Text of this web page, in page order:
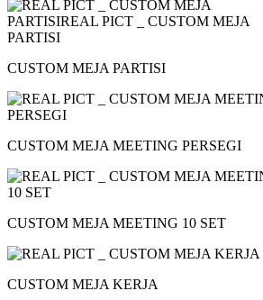
CUSTOM MEJA PARTISI
CUSTOM MEJA MEETING PERSEGI
CUSTOM MEJA MEETING 10 SET
CUSTOM MEJA KERJA